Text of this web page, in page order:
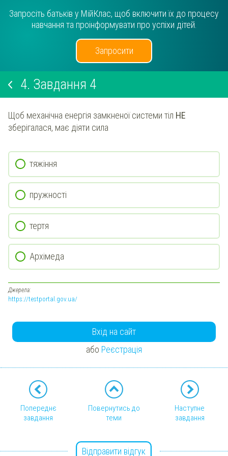
Запросіть батьків у МійКлас, щоб включити їх до процесу
навчання та проінформувати про успіхи дітей.
Запросити
4. Завдання 4
Щоб механічна енергія замкненої системи тіл НЕ
зберігалася, має діяти сила
тяжіння
пружності
тертя
Архімеда
Джерела:
https://testportal.gov.ua/
Вхід на сайт
або Реєстрація
Попереднє
завдання
Повернутись до
теми
Наступне
завдання
Відправити відгук